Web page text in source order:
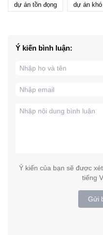
dự án tồn đọng dự án
Ý kiến bình luận:
Ý kiến của bạn sẽ được
tiếng
Gửi